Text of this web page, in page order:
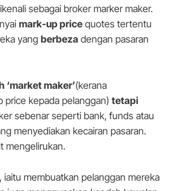
sebagai broker marker maker.
mark-up price quotes tertentu
yang berbeza dengan pasaran
‘market maker’(kerana
price kepada pelanggan) tetapi
sebenar seperti bank, funds atau
menyediakan kecairan pasaran.
mengelirukan.
iaitu membuatkan pelanggan mereka